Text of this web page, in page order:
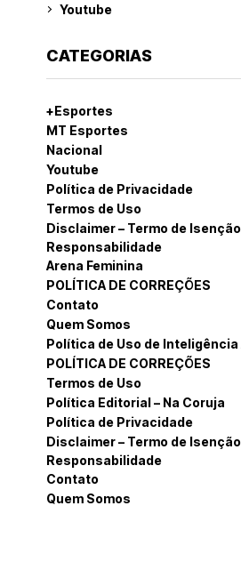
Youtube
CATEGORIAS
+Esportes
MT Esportes
Nacional
Youtube
Política de Privacidade
Termos de Uso
Disclaimer – Termo de
Responsabilidade
Arena Feminina
POLÍTICA DE CORREÇÕES
Contato
Quem Somos
Política de Uso de
POLÍTICA DE CORREÇÕES
Termos de Uso
Política Editorial – Na Coruja
Política de Privacidade
Disclaimer – Termo de
Responsabilidade
Contato
Quem Somos